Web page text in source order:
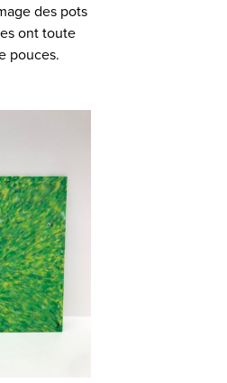
des pots
ont toute
pouces.